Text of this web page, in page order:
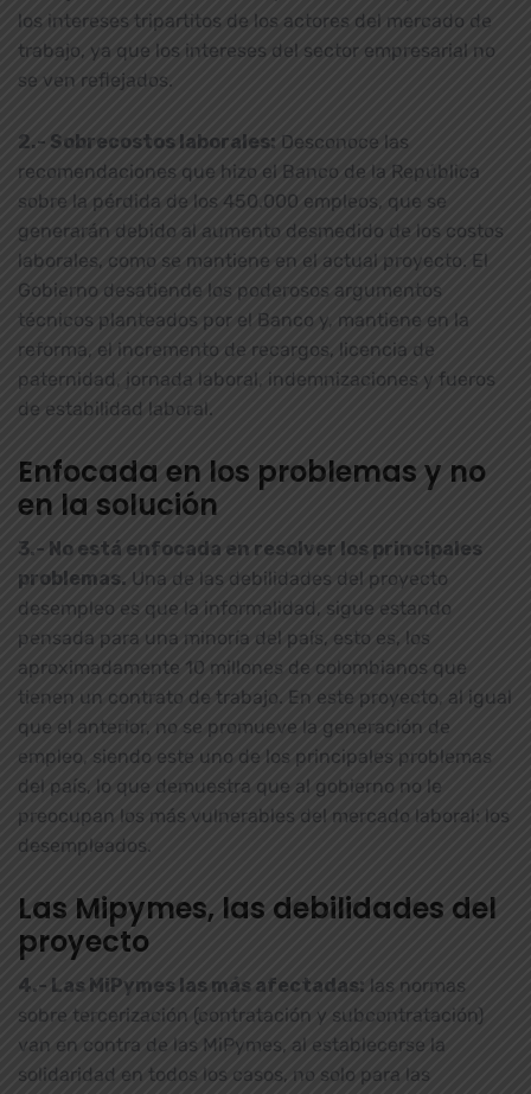
los intereses tripartitos de los actores del mercado de
trabajo, ya que los intereses del sector empresarial no
se ven reflejados.
2.- Sobrecostos laborales: Desconoce las
recomendaciones que hizo el Banco de la República
sobre la pérdida de los 450.000 empleos, que se
generarán debido al aumento desmedido de los costos
laborales, como se mantiene en el actual proyecto. El
Gobierno desatiende los poderosos argumentos
técnicos planteados por el Banco y, mantiene en la
reforma, el incremento de recargos, licencia de
paternidad, jornada laboral, indemnizaciones y fueros
de estabilidad laboral.
Enfocada en los problemas y no
en la solución
3.- No está enfocada en resolver los principales
problemas. Una de las debilidades del proyecto
desempleo es que la informalidad, sigue estando
pensada para una minoría del país, esto es, los
aproximadamente 10 millones de colombianos que
tienen un contrato de trabajo. En este proyecto, al igual
que el anterior, no se promueve la generación de
empleo, siendo este uno de los principales problemas
del país, lo que demuestra que al gobierno no le
preocupan los más vulnerables del mercado laboral: los
desempleados.
Las Mipymes, las debilidades del
proyecto
4.- Las MiPymes las más afectadas: las normas
sobre tercerización (contratación y subcontratación)
van en contra de las MiPymes, al establecerse la
solidaridad en todos los casos, no solo para las